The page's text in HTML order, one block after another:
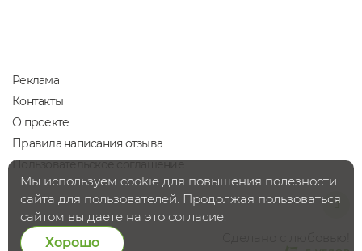
Реклама
Контакты
О проекте
Правила написания отзыва
Пользовательское соглашение
Мы используем cookie для повышения полезности
сайта для пользователей. Продолжая пользоваться
сайтом вы даете на это согласие.
Хорошо